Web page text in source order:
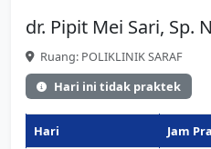
dr. Pipit Mei Sari, Sp.
Ruang: POLIKLINIK SARAF
Hari ini tidak praktek
Hari Jam